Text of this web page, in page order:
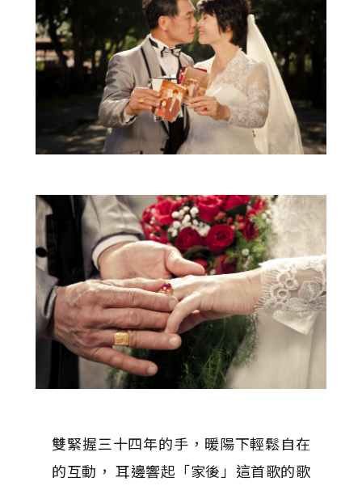
雙緊握三十四年的手，暖陽下輕鬆自在
的互動， 耳邊響起「家後」這首歌的歌